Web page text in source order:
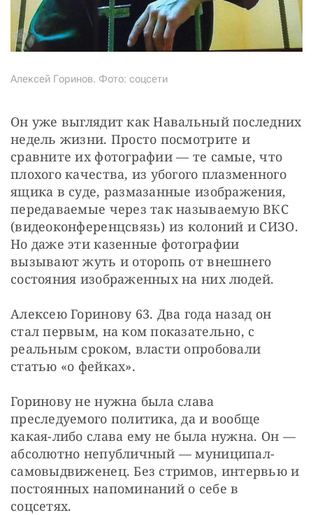
Алексей Горинов. Фото: соцсети
Он уже выглядит как Навальный последних
недель жизни. Просто посмотрите и
сравните их фотографии — те самые, что
плохого качества, из убогого плазменного
ящика в суде, размазанные изображения,
передаваемые через так называемую ВКС
(видеоконференцсвязь) из колоний и СИЗО.
Но даже эти казенные фотографии
вызывают жуть и оторопь от внешнего
состояния изображенных на них людей.
Алексею Горинову 63. Два года назад он
стал первым, на ком показательно, с
реальным сроком, власти опробовали
статью «о фейках».
Горинову не нужна была слава
преследуемого политика, да и вообще
какая-либо слава ему не была нужна. Он —
абсолютно непубличный — муниципал-
самовыдвиженец. Без стримов, интервью и
постоянных напоминаний о себе в
соцсетях.